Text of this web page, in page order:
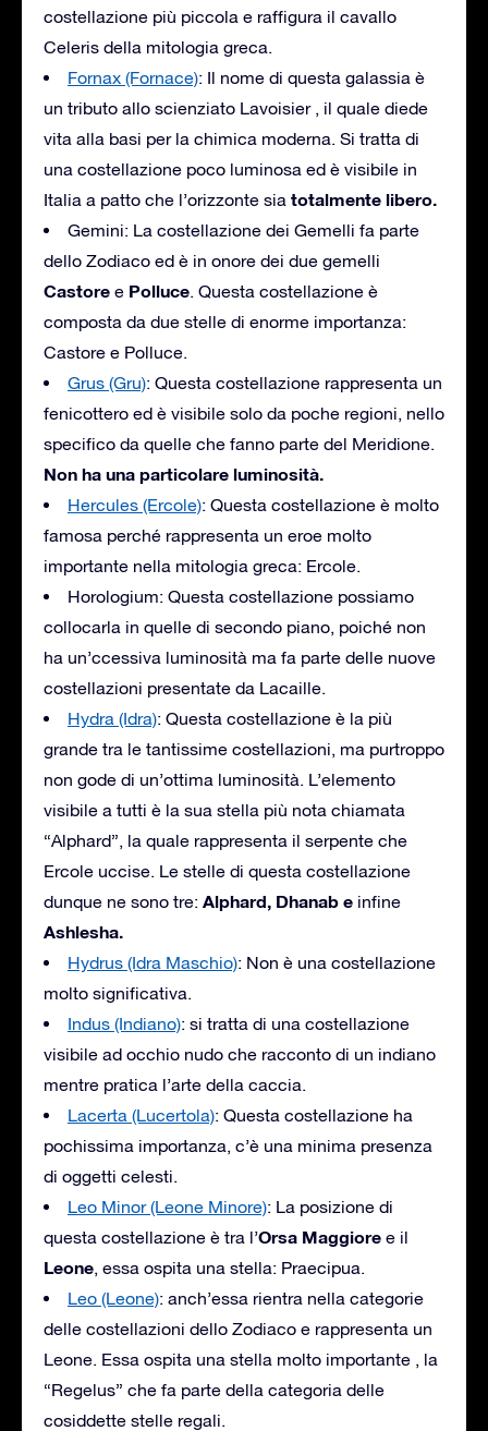
costellazione più piccola e raffigura il cavallo
Celeris della mitologia greca.
Fornax (Fornace): Il nome di questa galassia è
un tributo allo scienziato Lavoisier , il quale diede
vita alla basi per la chimica moderna. Si tratta di
una costellazione poco luminosa ed è visibile in
Italia a patto che l’orizzonte sia totalmente libero.
Gemini: La costellazione dei Gemelli fa parte
dello Zodiaco ed è in onore dei due gemelli
Castore e Polluce. Questa costellazione è
composta da due stelle di enorme importanza:
Castore e Polluce.
Grus (Gru): Questa costellazione rappresenta un
fenicottero ed è visibile solo da poche regioni, nello
specifico da quelle che fanno parte del Meridione.
Non ha una particolare luminosità.
Hercules (Ercole): Questa costellazione è molto
famosa perché rappresenta un eroe molto
importante nella mitologia greca: Ercole.
Horologium: Questa costellazione possiamo
collocarla in quelle di secondo piano, poiché non
ha un’ccessiva luminosità ma fa parte delle nuove
costellazioni presentate da Lacaille.
Hydra (Idra): Questa costellazione è la più
grande tra le tantissime costellazioni, ma purtroppo
non gode di un’ottima luminosità. L’elemento
visibile a tutti è la sua stella più nota chiamata
“Alphard”, la quale rappresenta il serpente che
Ercole uccise. Le stelle di questa costellazione
dunque ne sono tre: Alphard, Dhanab e infine
Ashlesha.
Hydrus (Idra Maschio): Non è una costellazione
molto significativa.
Indus (Indiano): si tratta di una costellazione
visibile ad occhio nudo che racconto di un indiano
mentre pratica l’arte della caccia.
Lacerta (Lucertola): Questa costellazione ha
pochissima importanza, c’è una minima presenza
di oggetti celesti.
Leo Minor (Leone Minore): La posizione di
questa costellazione è tra l’Orsa Maggiore e il
Leone, essa ospita una stella: Praecipua.
Leo (Leone): anch’essa rientra nella categorie
delle costellazioni dello Zodiaco e rappresenta un
Leone. Essa ospita una stella molto importante , la
“Regelus” che fa parte della categoria delle
cosiddette stelle regali.